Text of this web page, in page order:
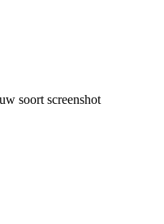
soort screenshot